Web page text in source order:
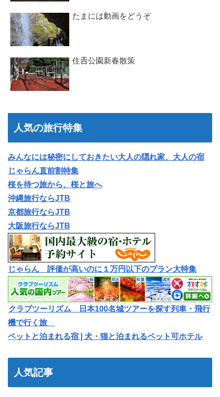
たまには動画をどうぞ
住𠮷公園新春散策
人気の旅行特集
みんなには秘密にしておきたい大人の隠れ家、大人の宿
じゃらん直前割特集
桜を待つ旅から、桜と旅へ
沖縄旅行ならJTB
京都旅行ならJTB
大阪旅行ならJTB
じゃらん 評価が高いのに１万円以下のプラン大特集
クラブツーリズム 日本100名城ツアーを探す列車・飛行
機で行く旅
ペットと泊まれる宿 | 犬・猫と泊まれるペット可ホテル
人気記事